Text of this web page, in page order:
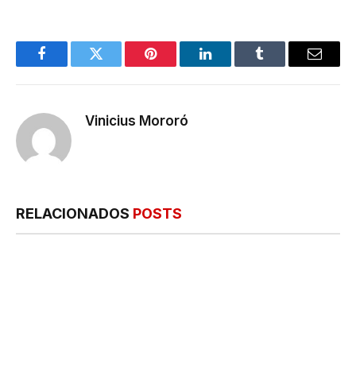
FacebookTwitter Pinterest LinkedInTumblr
E-
Vinicius Mororó
RELACIONADOS POSTS